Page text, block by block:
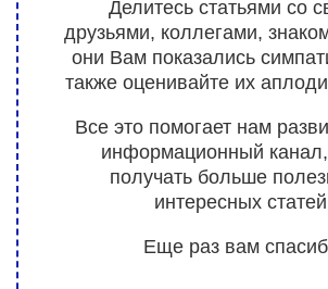
Делитесь статьями со
друзьями, коллегами,
они Вам показались
также оценивайте их
Все это помогает нам
информационный
получать больше
интересных
Еще раз вам